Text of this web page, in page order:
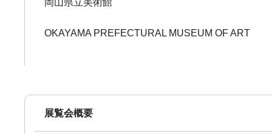
岡山県立美術館
OKAYAMA PREFECTURAL MUSEUM OF ART
展覧会概要